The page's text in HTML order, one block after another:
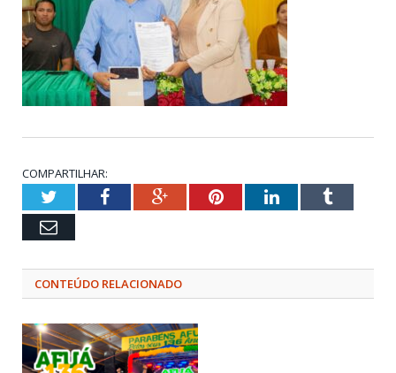
COMPARTILHAR:
TwitterFacebookGoogle+PinterestLinkedInTumblr
Email
CONTEÚDO RELACIONADO